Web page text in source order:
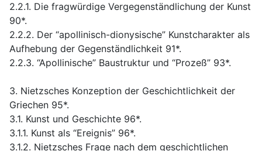
2.2.1. Die fragwürdige Vergegenständlichung der Kunst
90*.
2.2.2. Der “apollinisch-dionysische” Kunstcharakter als
Aufhebung der Gegenständlichkeit 91*.
2.2.3. “Apollinische” Baustruktur und “Prozeß” 93*.
3. Nietzsches Konzeption der Geschichtlichkeit der
Griechen 95*.
3.1. Kunst und Geschichte 96*.
3.1.1. Kunst als “Ereignis” 96*.
3.1.2. Nietzsches Frage nach dem geschichtlichen